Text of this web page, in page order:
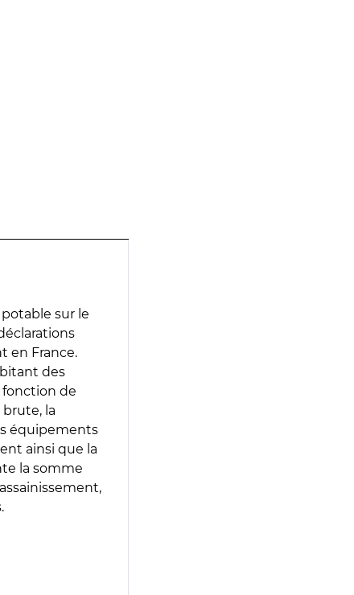
sur le
en France.
des
fonction de
la
équipements
ainsi que la
la somme